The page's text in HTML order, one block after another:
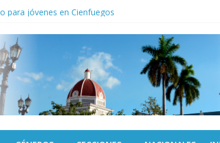
al activista Donald Dutherland
de Beca para realizadoras mayores de 50 años